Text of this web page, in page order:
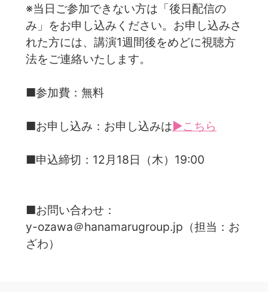
※当日ご参加できない方は「後日配信の
み」をお申し込みください。お申し込みさ
れた方には、講演1週間後をめどに視聴方
法をご連絡いたします。
■参加費：無料
■お申し込み：お申し込みは▶こちら
■申込締切：12月18日（木）19:00
■お問い合わせ：
y-ozawa＠hanamarugroup.jp（担当：お
ざわ）